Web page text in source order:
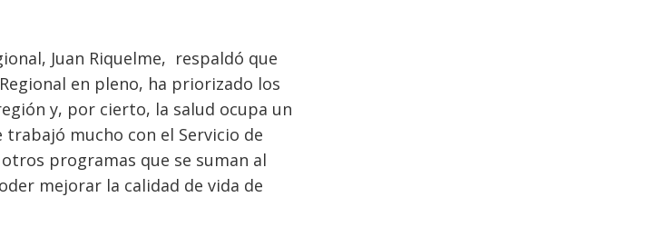
Juan Riquelme, respaldó que
en pleno, ha priorizado los
y, por cierto, la salud ocupa un
mucho con el Servicio de
programas que se suman al
mejorar la calidad de vida de